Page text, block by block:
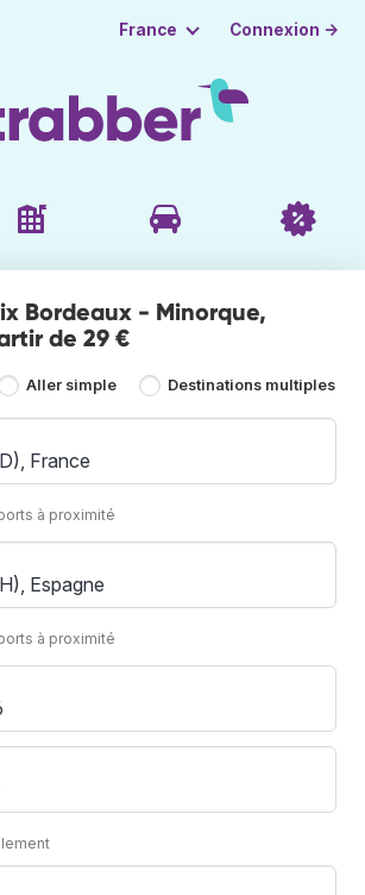
France Connexion →
Bordeaux - Minorque,
de 29 €
Aller simple Destinations multiples
à proximité
à proximité